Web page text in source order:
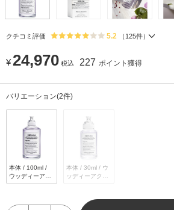
クチコミ評価 5.2 （ 125件）
¥ 24,970 税込 227 ポイント獲得
バリエーション(2件)
本体 / 100ml /
ウッディーアク
アティック
本体 / 30ml / ウ
ッディーアクア